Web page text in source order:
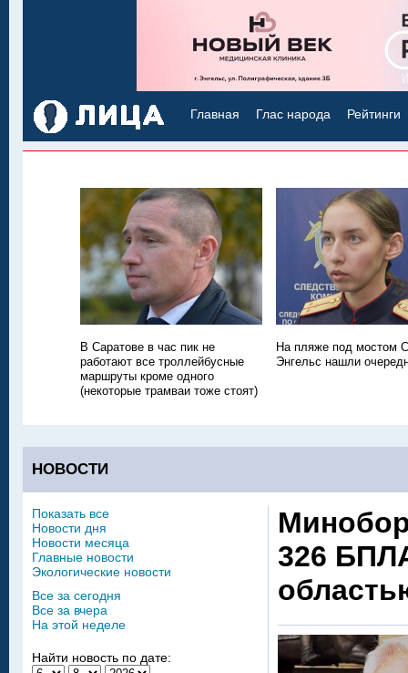
Главная Глас народа Рейтинги
В Саратове в час пик не
работают все троллейбусные
маршруты кроме одного
(некоторые трамваи тоже стоят)
На пляже под мостом
Энгельс нашли
НОВОСТИ
326
Показать все
Новости дня
Новости месяца
Главные новости
Экологические новости
Все за сегодня
Все за вчера
На этой неделе
Найти новость по дате: